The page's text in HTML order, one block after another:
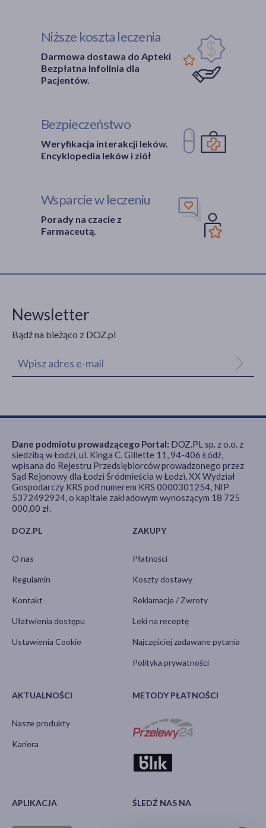
Niższe koszta leczenia
Darmowa dostawa do Apteki
Bezpłatna Infolinia dla
Pacjentów.
Bezpieczeństwo
Weryfikacja interakcji leków.
Encyklopedia leków i ziół
Wsparcie w leczeniu
Porady na czacie z
Farmaceutą.
Newsletter
Bądź na bieżąco z DOZ.pl
DOZ.PL
O nas
Regulamin
Kontakt
Ułatwienia dostępu
Ustawienia Cookie
ZAKUPY
Płatności
Koszty dostawy
Reklamacje / Zwroty
Leki na receptę
Najczęściej zadawane pytania
Polityka prywatności
AKTUALNOŚCI
Nasze produkty
Kariera
METODY PŁATNOŚCI
APLIKACJA ŚLEDŹ NAS NA
Dane podmiotu prowadzącego Portal: DOZ.PL sp. z o.o. z
siedzibą w Łodzi, ul. Kinga C. Gillette 11, 94-406 Łódź,
wpisana do Rejestru Przedsiębiorców prowadzonego przez
Sąd Rejonowy dla Łodzi Śródmieścia w Łodzi, XX Wydział
Gospodarczy KRS pod numerem KRS 0000301254, NIP
5372492924, o kapitale zakładowym wynoszącym 18 725
000,00 zł.